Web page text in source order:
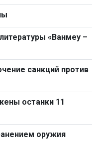
преступностью
«Ванмеу –
санкций против
останки 11
оружия